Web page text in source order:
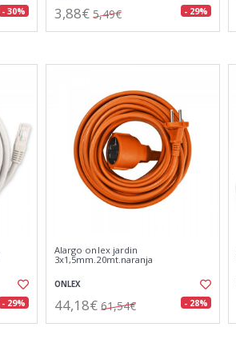
- 30% 3,88€ 5,49€ - 29%
- 29%
Alargo onlex jardin
3x1,5mm.20mt.naranja
ONLEX
44,18€ 61,54€ - 28%